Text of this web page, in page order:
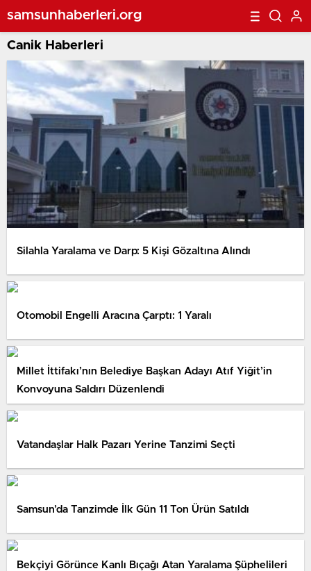
samsunhaberleri.org
Canik Haberleri
Silahla Yaralama ve Darp: 5 Kişi Gözaltına Alındı
Otomobil Engelli Aracına Çarptı: 1 Yaralı
Millet İttifakı’nın Belediye Başkan Adayı Atıf Yiğit’in
Konvoyuna Saldırı Düzenlendi
Vatandaşlar Halk Pazarı Yerine Tanzimi Seçti
Samsun’da Tanzimde İlk Gün 11 Ton Ürün Satıldı
Bekçiyi Görünce Kanlı Bıçağı Atan Yaralama Şüphelileri